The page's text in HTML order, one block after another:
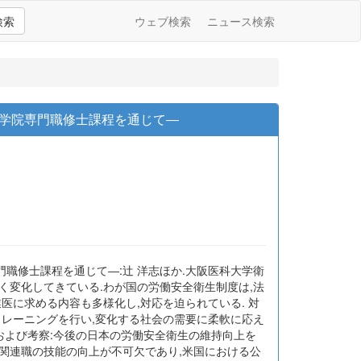
索 ウェブ検索 ニュース検索
院専門職修士課程を通じて―
修士課程を通じて―:辻 洋志ほか.大阪医科大学衛
化してきている.わが国の労働安全衛生制度は,法
に求める内容も多様化し,対応を迫られている. 対
ーニングを行い,変化する社会の需要に柔軟に応え
び考察:今後の日本の労働安全衛生の維持向上を
連職の技能の向上が不可欠であり,米国における公